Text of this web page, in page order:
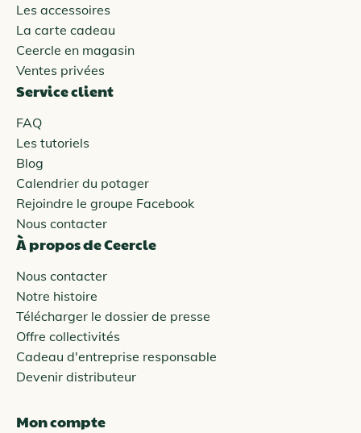
Les accessoires
La carte cadeau
Ceercle en magasin
Ventes privées
Service client
FAQ
Les tutoriels
Blog
Calendrier du potager
Rejoindre le groupe Facebook
Nous contacter
À propos de Ceercle
Nous contacter
Notre histoire
Télécharger le dossier de presse
Offre collectivités
Cadeau d'entreprise responsable
Devenir distributeur
Mon compte